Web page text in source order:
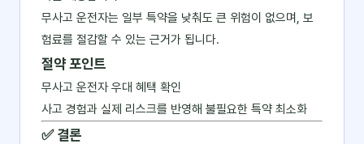
무사고 운전자는 일부 특약을 낮춰도 큰 위험이 없으며, 보
험료를 절감할 수 있는 근거가 됩니다.
절약 포인트
무사고 운전자 우대 혜택 확인
사고 경험과 실제 리스크를 반영해 불필요한 특약 최소화
✅ 결론